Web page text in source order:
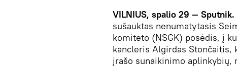
VILNIUS, spalio 29 — Sputnik.
sušauktas nenumatytasis
komiteto (NSGK) posėdis, į
kancleris Algirdas Stončaitis,
įrašo sunaikinimo aplinkybių,